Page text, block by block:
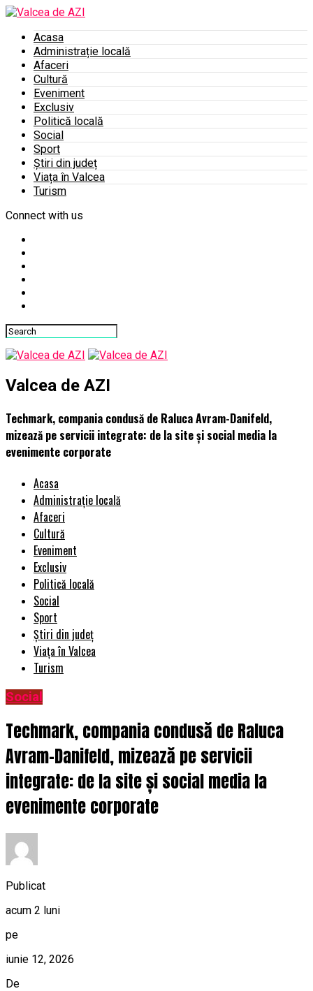
Acasa
Administrație locală
Afaceri
Cultură
Eveniment
Exclusiv
Politică locală
Social
Sport
Știri din județ
Viața în Valcea
Turism
Connect with us
Valcea de AZI
Techmark, compania condusă de Raluca Avram-Danifeld,
mizează pe servicii integrate: de la site și social media la
evenimente corporate
Acasa
Administrație locală
Afaceri
Cultură
Eveniment
Exclusiv
Politică locală
Social
Sport
Știri din județ
Viața în Valcea
Turism
Social
Techmark, compania condusă de Raluca
Avram-Danifeld, mizează pe servicii
integrate: de la site și social media la
evenimente corporate
Publicat
acum 2 luni
pe
iunie 12, 2026
De